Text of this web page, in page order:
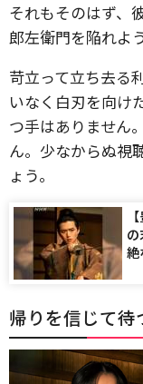
それもそのはず、
郎左衛門を陥れよ
苛立って立ち去る
いなく白刃を向け
つ手はありません
ん。少なからぬ視
ょう。
絶
帰りを信じて待